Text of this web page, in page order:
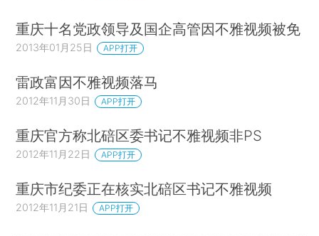
重庆十名党政领导及国企高管因不雅视频被免
2013年01月25日 APP打开
雷政富因不雅视频落马
2012年11月30日 APP打开
重庆官方称北碚区委书记不雅视频非PS
2012年11月22日 APP打开
重庆市纪委正在核实北碚区书记不雅视频
2012年11月21日 APP打开